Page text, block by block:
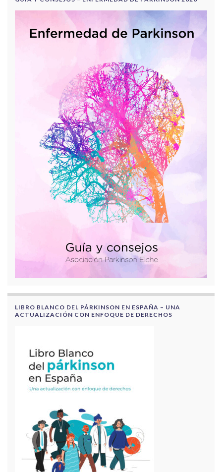
LIBRO BLANCO DEL PÁRKINSON EN ESPAÑA – UNA
ACTUALIZACIÓN CON ENFOQUE DE DERECHOS